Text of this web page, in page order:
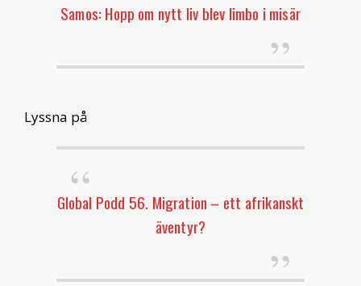
Samos: Hopp om nytt liv blev limbo i misär
Lyssna på
Global Podd 56. Migration – ett afrikanskt
äventyr?